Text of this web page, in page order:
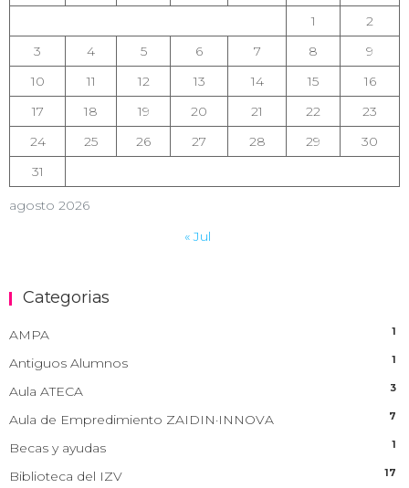
agosto 2026
1
2
3
4 5 6 7 8
9
10
11 12 13 14 15
16
17
18 19 20 21 22
23
24
25 26 27 28 29
30
31
« Jul
Categorias
AMPA 1
Antiguos Alumnos 1
Aula ATECA 3
Aula de Empredimiento ZAIDIN·INNOVA 7
Becas y ayudas 1
Biblioteca del IZV 17